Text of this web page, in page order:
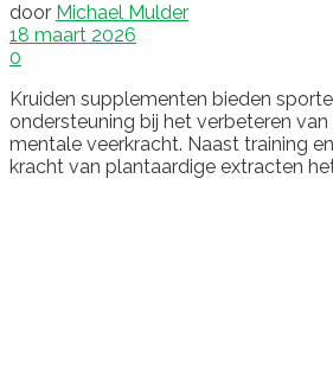
door Michael Mulder
18 maart 2026
0
Kruiden supplementen bieden
ondersteuning bij het verbeteren
mentale veerkracht. Naast training
kracht van plantaardige extracten